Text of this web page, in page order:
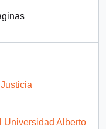
Universidad Alberto